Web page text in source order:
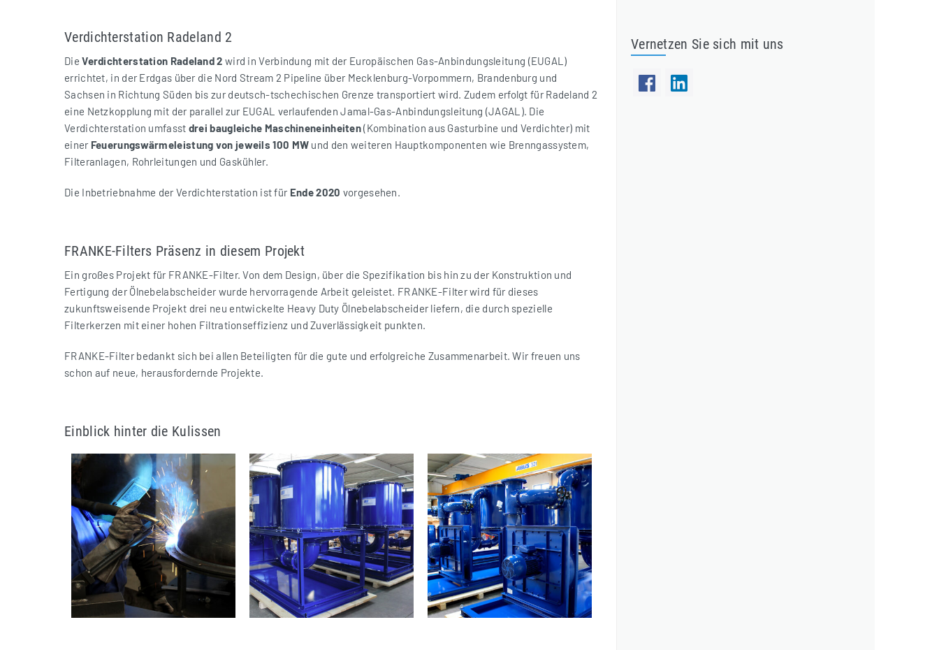
Verdichterstation Radeland 2
DieVerdichterstation Radeland 2 wird in Verbindung mit der Europäischen Gas-Anbindungsleitung (EUGAL)
errichtet, in der Erdgas über die Nord Stream 2 Pipeline über Mecklenburg-Vorpommern, Brandenburg und
Sachsen in Richtung Süden bis zur deutsch-tschechischen Grenze transportiert wird. Zudem erfolgt für Radeland 2
eine Netzkopplung mit der parallel zur EUGAL verlaufenden Jamal-Gas-Anbindungsleitung (JAGAL). Die
Verdichterstation umfasst drei baugleiche Maschineneinheiten(Kombination aus Gasturbine und Verdichter) mit
einer Feuerungswärmeleistung von jeweils 100 MW und den weiteren Hauptkomponenten wie Brenngassystem,
Filteranlagen, Rohrleitungen und Gaskühler.
Die Inbetriebnahme der Verdichterstation ist für Ende 2020 vorgesehen.
FRANKE-Filters Präsenz in diesem Projekt
Ein großes Projekt für FRANKE-Filter. Von dem Design, über die Spezifikation bis hin zu der Konstruktion und
Fertigung der Ölnebelabscheider wurde hervorragende Arbeit geleistet. FRANKE-Filter wird für dieses
zukunftsweisende Projekt drei neu entwickelte Heavy Duty Ölnebelabscheider liefern, die durch spezielle
Filterkerzen mit einer hohen Filtrationseffizienz und Zuverlässigkeit punkten.
FRANKE-Filter bedankt sich bei allen Beteiligten für die gute und erfolgreiche Zusammenarbeit. Wir freuen uns
schon auf neue, herausfordernde Projekte.
Einblick hinter die Kulissen
Vernetzen Sie sich mit uns